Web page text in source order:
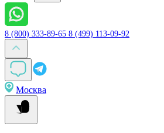
8 (800) 333-89-65 8 (499) 113-09-92
Москва